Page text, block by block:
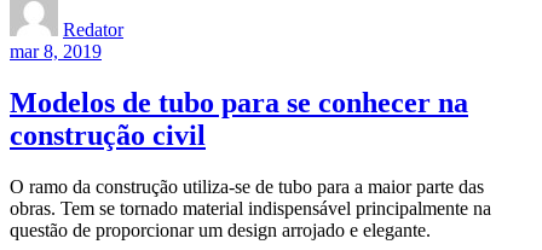
Redator
mar 8, 2019
Modelos de tubo para se conhecer na
construção civil
O ramo da construção utiliza-se de tubo para a maior parte das
obras. Tem se tornado material indispensável principalmente na
questão de proporcionar um design arrojado e elegante.